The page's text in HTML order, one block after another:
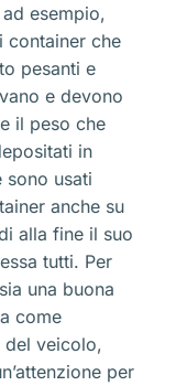
esempio,
container che
pesanti e
e devono
il peso che
in
usati
anche su
alla fine il suo
tutti. Per
una buona
come
del veicolo,
per